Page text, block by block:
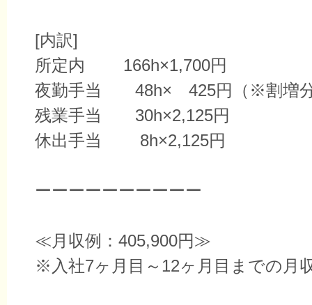
[内訳]
所定内 166h×1,700円
夜勤手当 48h× 425円（※割増
残業手当 30h×2,125円
休出手当 8h×2,125円
ーーーーーーーーーー
≪月収例：405,900円≫
※入社7ヶ月目～12ヶ月目までの月